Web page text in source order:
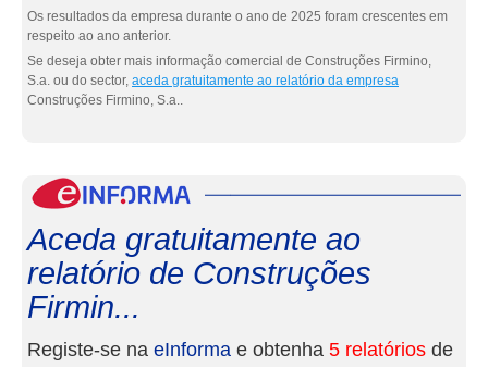
Os resultados da empresa durante o ano de 2025 foram crescentes em
respeito ao ano anterior.
Se deseja obter mais informação comercial de Construções Firmino,
S.a. ou do sector, aceda gratuitamente ao relatório da empresa
Construções Firmino, S.a..
Aceda gratuitamente ao
relatório de Construções
Firmin...
Registe-se na eInforma e obtenha 5 relatórios de